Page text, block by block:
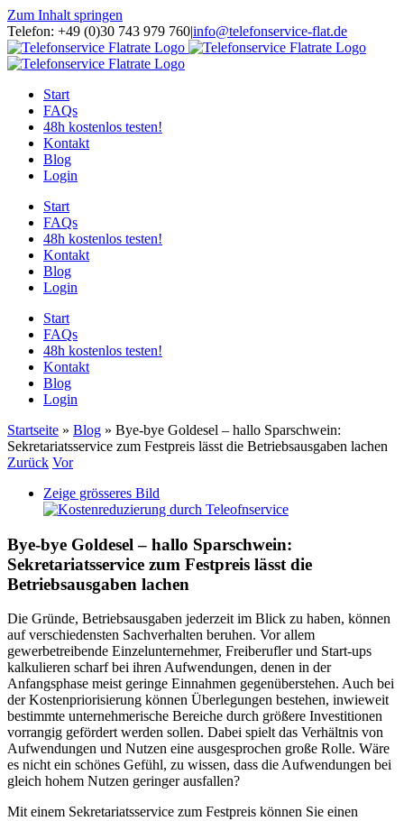
Zum Inhalt springen
Telefon: +49 (0)30 743 979 760|info@telefonservice-flat.de
Start
FAQs
48h kostenlos testen!
Kontakt
Blog
Login
Start
FAQs
48h kostenlos testen!
Kontakt
Blog
Login
Start
FAQs
48h kostenlos testen!
Kontakt
Blog
Login
Startseite » Blog » Bye-bye Goldesel – hallo Sparschwein:
Sekretariatsservice zum Festpreis lässt die Betriebsausgaben lachen
Zurück Vor
Zeige grösseres Bild
Bye-bye Goldesel – hallo Sparschwein:
Sekretariatsservice zum Festpreis lässt die
Betriebsausgaben lachen
Die Gründe, Betriebsausgaben jederzeit im Blick zu haben, können
auf verschiedensten Sachverhalten beruhen. Vor allem
gewerbetreibende Einzelunternehmer, Freiberufler und Start-ups
kalkulieren scharf bei ihren Aufwendungen, denen in der
Anfangsphase meist geringe Einnahmen gegenüberstehen. Auch bei
der Kostenpriorisierung können Überlegungen bestehen, inwieweit
bestimmte unternehmerische Bereiche durch größere Investitionen
vorrangig gefördert werden sollen. Dabei spielt das Verhältnis von
Aufwendungen und Nutzen eine ausgesprochen große Rolle. Wäre
es nicht ein schönes Gefühl, zu wissen, dass die Aufwendungen bei
gleich hohem Nutzen geringer ausfallen?
Mit einem Sekretariatsservice zum Festpreis können Sie einen